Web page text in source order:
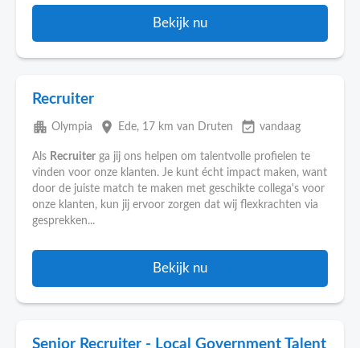
Bekijk nu
Recruiter
apartment Olympia place Ede, 17 km van Druten event_available vandaag
Als Recruiter ga jij ons helpen om talentvolle profielen te
vinden voor onze klanten. Je kunt écht impact maken, want
door de juiste match te maken met geschikte collega's voor
onze klanten, kun jij ervoor zorgen dat wij flexkrachten via
gesprekken...
Bekijk nu
Senior Recruiter - Local Government Talent